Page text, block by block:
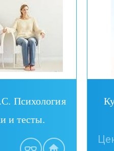
Психология
и тесты.